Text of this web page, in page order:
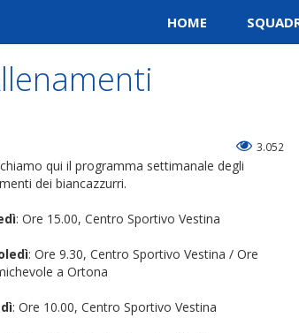
HOME
3.052
qui il programma settimanale degli
dei biancazzurri.
: Ore 15.00, Centro Sportivo Vestina
: Ore 9.30, Centro Sportivo Vestina / Ore
a Ortona
: Ore 10.00, Centro Sportivo Vestina